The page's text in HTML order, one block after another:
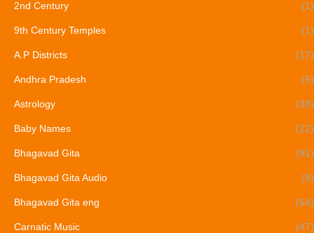
2nd Century (1)
9th Century Temples (1)
A.P Districts (17)
Andhra Pradesh (5)
Astrology (38)
Baby Names (22)
Bhagavad Gita (91)
Bhagavad Gita Audio (8)
Bhagavad Gita eng (64)
Carnatic Music (47)